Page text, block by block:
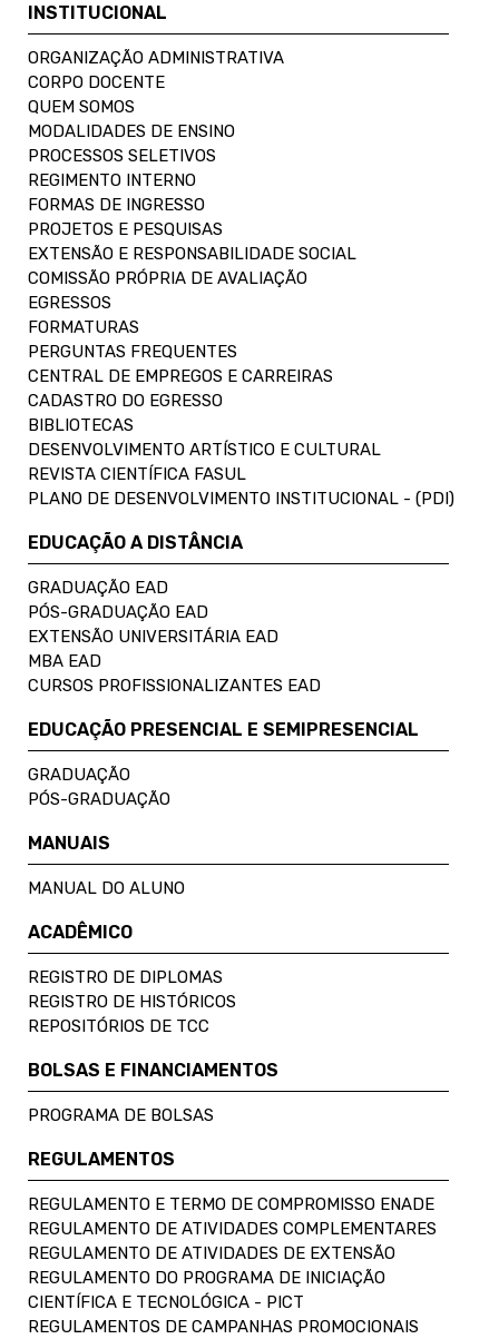
INSTITUCIONAL
ORGANIZAÇÃO ADMINISTRATIVA
CORPO DOCENTE
QUEM SOMOS
MODALIDADES DE ENSINO
PROCESSOS SELETIVOS
REGIMENTO INTERNO
FORMAS DE INGRESSO
PROJETOS E PESQUISAS
EXTENSÃO E RESPONSABILIDADE SOCIAL
COMISSÃO PRÓPRIA DE AVALIAÇÃO
EGRESSOS
FORMATURAS
PERGUNTAS FREQUENTES
CENTRAL DE EMPREGOS E CARREIRAS
CADASTRO DO EGRESSO
BIBLIOTECAS
DESENVOLVIMENTO ARTÍSTICO E CULTURAL
REVISTA CIENTÍFICA FASUL
PLANO DE DESENVOLVIMENTO INSTITUCIONAL - (PDI)
EDUCAÇÃO A DISTÂNCIA
GRADUAÇÃO EAD
PÓS-GRADUAÇÃO EAD
EXTENSÃO UNIVERSITÁRIA EAD
MBA EAD
CURSOS PROFISSIONALIZANTES EAD
EDUCAÇÃO PRESENCIAL E SEMIPRESENCIAL
GRADUAÇÃO
PÓS-GRADUAÇÃO
MANUAIS
MANUAL DO ALUNO
ACADÊMICO
REGISTRO DE DIPLOMAS
REGISTRO DE HISTÓRICOS
REPOSITÓRIOS DE TCC
BOLSAS E FINANCIAMENTOS
PROGRAMA DE BOLSAS
REGULAMENTOS
REGULAMENTO E TERMO DE COMPROMISSO ENADE
REGULAMENTO DE ATIVIDADES COMPLEMENTARES
REGULAMENTO DE ATIVIDADES DE EXTENSÃO
REGULAMENTO DO PROGRAMA DE INICIAÇÃO
CIENTÍFICA E TECNOLÓGICA - PICT
REGULAMENTOS DE CAMPANHAS PROMOCIONAIS